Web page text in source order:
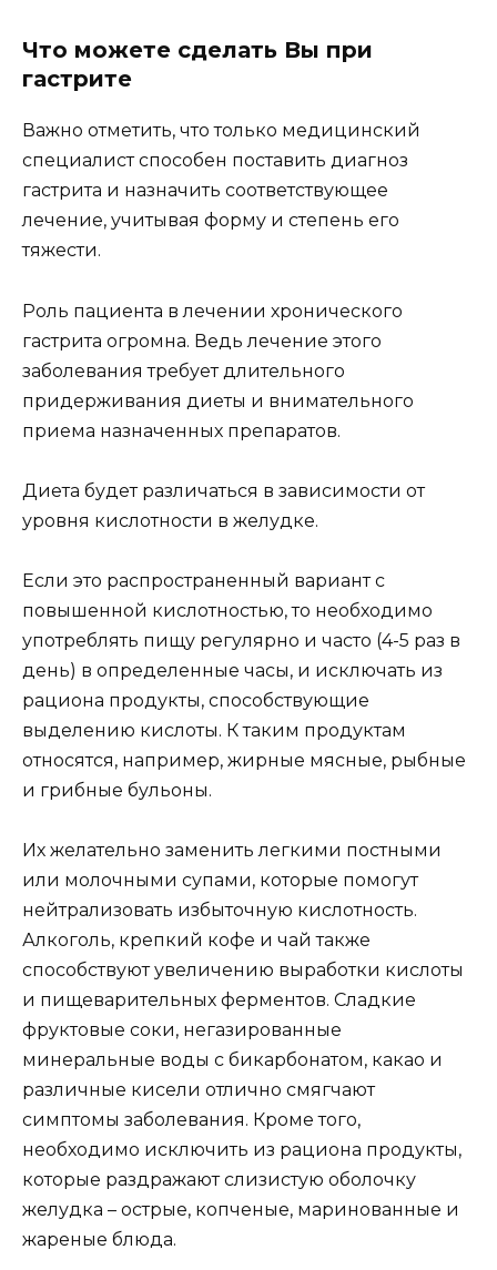
Что можете сделать Вы при
гастрите
Важно отметить, что только медицинский
специалист способен поставить диагноз
гастрита и назначить соответствующее
лечение, учитывая форму и степень его
тяжести.
Роль пациента в лечении хронического
гастрита огромна. Ведь лечение этого
заболевания требует длительного
придерживания диеты и внимательного
приема назначенных препаратов.
Диета будет различаться в зависимости от
уровня кислотности в желудке.
Если это распространенный вариант с
повышенной кислотностью, то необходимо
употреблять пищу регулярно и часто (4-5 раз в
день) в определенные часы, и исключать из
рациона продукты, способствующие
выделению кислоты. К таким продуктам
относятся, например, жирные мясные, рыбные
и грибные бульоны.
Их желательно заменить легкими постными
или молочными супами, которые помогут
нейтрализовать избыточную кислотность.
Алкоголь, крепкий кофе и чай также
способствуют увеличению выработки кислоты
и пищеварительных ферментов. Сладкие
фруктовые соки, негазированные
минеральные воды с бикарбонатом, какао и
различные кисели отлично смягчают
симптомы заболевания. Кроме того,
необходимо исключить из рациона продукты,
которые раздражают слизистую оболочку
желудка – острые, копченые, маринованные и
жареные блюда.